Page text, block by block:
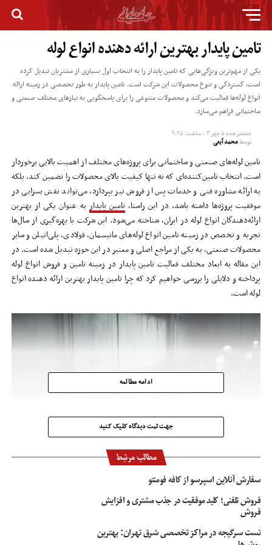
تامین پایدار بهترین ارائه دهنده انواع لوله
یکی از مهم‌ترین ویژگی‌هایی که تامین پایدار را به انتخاب اول بسیاری از مشتریان تبدیل کرده
است، گستردگی و تنوع محصولات این شرکت است. تامین پایدار به طور تخصصی در زمینه ارائه
انواع لوله‌ها فعالیت می‌کند و محصولات متنوعی را برای پاسخگویی به نیازهای مختلف صنعتی و
ساختمانی فراهم می‌سازد.
منتشر شده۵ مهر ۰۳, ساعت: ۹:۲۵
توسطمحمد آیتی
تامین لوله‌های صنعتی و ساختمانی برای پروژه‌های مختلف از اهمیت بالایی برخوردار
است. انتخاب تامین‌کننده‌ای که نه تنها کیفیت بالای محصولات را تضمین کند، بلکه
به ارائه مشاوره فنی و خدمات پس از فروش نیز بپردازد، می‌تواند نقش بسزایی در
موفقیت پروژه‌ها داشته باشد. در این راستا،تامین پایدار به عنوان یکی از بهترین
ارائه‌دهندگان انواع لوله در ایران، شناخته می‌شود. این شرکت با بهره‌گیری از سال‌ها
تجربه و تخصص در زمینه تامین انواع لوله‌های مانیسمان، فولادی، پلی‌اتیلن و سایر
محصولات صنعتی، به یکی از مراجع اصلی و معتبر در این حوزه تبدیل شده است. در
این مقاله به ابعاد مختلف فعالیت تامین پایدار در زمینه تامین و فروش انواع لوله
پرداخته و دلایلی را بررسی خواهیم کرد که چرا تامین پایدار بهترین ارائه دهنده انواع
لوله است.
جهت ثبت دیدگاه کلیک کنید
ادامه مطالعه
مطالب مرتبط
سفارش آنلاین اسپرسو از کافه فومنتو
فروش تلفنی؛ کلید موفقیت در جذب مشتری و افزایش
فروش
تست سرگیجه در مراکز تخصصی شرق تهران: بهترین